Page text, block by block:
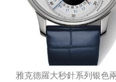
雅克德羅大秒針系列银色